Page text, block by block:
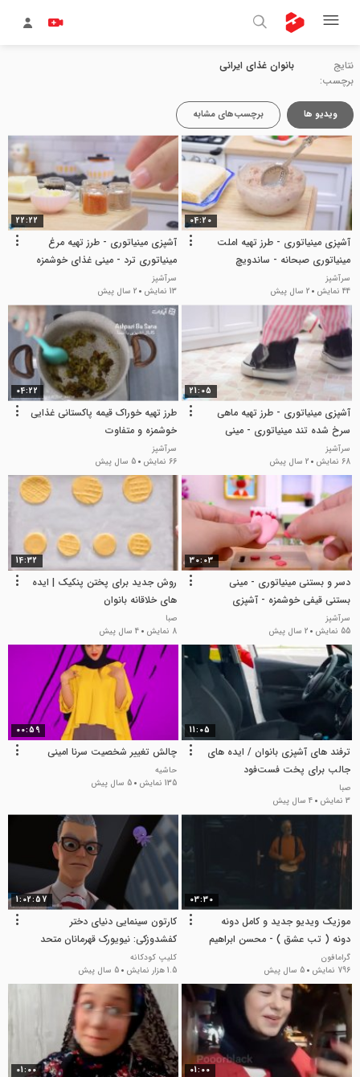
نتایج
برچسب:
بانوان غذای ایرانی
ویدیو ها برچسب‌های مشابه
04:20
آشپزی مینیاتوری - طرز تهیه املت
مینیاتوری صبحانه - ساندویچ
مینیاتوری خوشمزه
سرآشپز
44 نمایش
2 سال پیش
22:22
آشپزی مینیاتوری - طرز تهیه مرغ
مینیاتوری ترد - مینی غذای خوشمزه
- بانوان آشپزی
سرآشپز
13 نمایش
2 سال پیش
21:05
آشپزی مینیاتوری - طرز تهیه ماهی
سرخ شده تند مینیاتوری - مینی
غذای خوشمزه
سرآشپز
68 نمایش
2 سال پیش
04:22
طرز تهیه خوراک قیمه پاکستانی غذایی
خوشمزه و متفاوت
سرآشپز
66 نمایش
5 سال پیش
30:03
دسر و بستنی مینیاتوری - مینی
بستنی قیفی خوشمزه - آشپزی
مینیاتوری کیوت
سرآشپز
55 نمایش
2 سال پیش
14:32
روش جدید برای پختن پنکیک | ایده
های خلاقانه بانوان
صبا
8 نمایش
4 سال پیش
11:05
ترفند های آشپزی بانوان / ایده های
جالب برای پخت فست‌فود
صبا
3 نمایش
4 سال پیش
00:59
چالش تغییر شخصیت سرنا امینی
حاشیه
135 نمایش
5 سال پیش
03:30
موزیک ویدیو جدید و کامل دونه
دونه ( تب عشق ) - محسن ابراهیم
زاده
گرامافون
796 نمایش
5 سال پیش
1:02:57
کارتون سینمایی دنیای دختر
کفشدوزکی: نیویورک قهرمانان متحد
2020
کلیپ کودکانه
1.5 هزار نمایش
5 سال پیش
01:00
01:00